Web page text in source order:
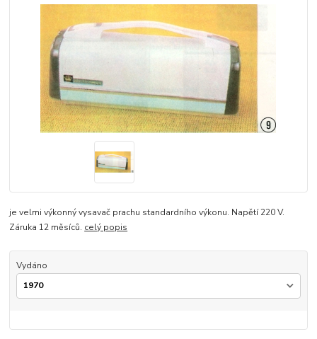
je velmi výkonný vysavač prachu standardního výkonu. Napětí 220 V.
Záruka 12 měsíců. celý popis
Vydáno